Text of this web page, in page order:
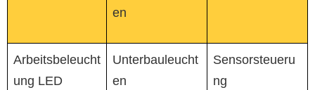
en
Arbeitsbeleucht
ung LED
Unterbauleucht
en
Sensorsteueru
ng